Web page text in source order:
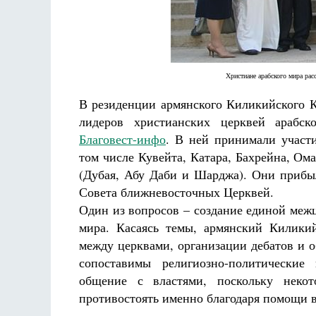
Христиане арабского мира
В резиденции армянского Киликийского
лидеров христианских церквей
Благовест-инфо. В ней принимали
том числе Кувейта, Катара, Бахрейна,
(Дубая, Абу Даби и Шарджа). Они
Совета ближневосточных Церквей.
Один из вопросов – создание единой
мира. Касаясь темы, армянский
между церквами, организации дебатов
сопоставимы религиозно-
общение с властями, поскольку
противостоять именно благодаря
Разлуки не будет
Фредерика де Грааф